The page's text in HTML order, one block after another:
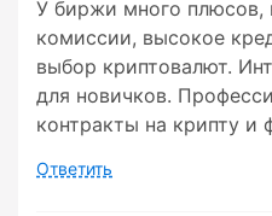
У биржи много плюсов,
комиссии, высокое
выбор криптовалют.
для новичков.
контракты на крипту и
Ответить